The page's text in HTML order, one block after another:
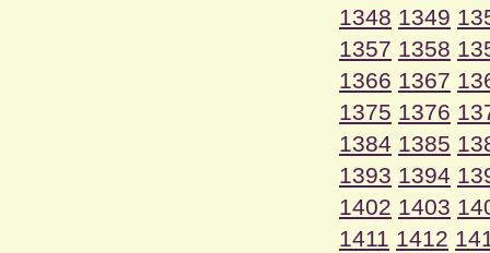
1348 1349
1357 1358
1366 1367
1375 1376
1384 1385
1393 1394
1402 1403
1411 1412